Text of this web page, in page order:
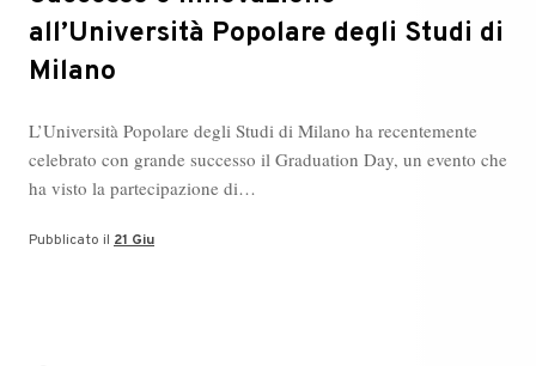
all’Università Popolare degli Studi di
Milano
L’Università Popolare degli Studi di Milano ha recentemente
celebrato con grande successo il Graduation Day, un evento che
ha visto la partecipazione di…
Pubblicato il 21 Giu